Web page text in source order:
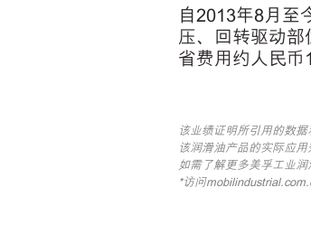
自2013年8月至
压、回转驱动
省费用约人民币
该业绩证明所引用的数
该润滑油产品的实际应
如需了解更多美孚工业
*访问